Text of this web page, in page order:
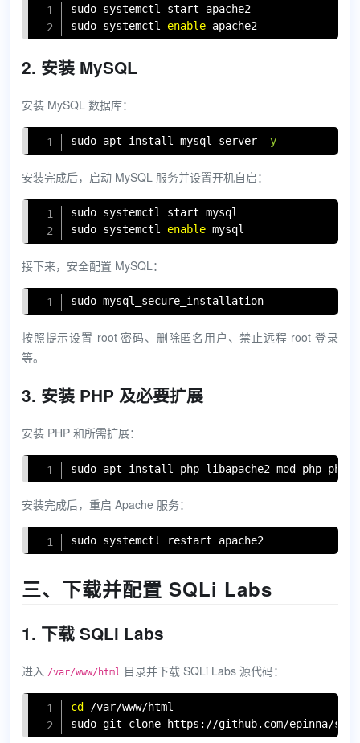
sudo
sudo systemctl enable apache2
2. 安装 MySQL
安装 MySQL 数据库：
sudo apt install mysql-server -y
安装完成后，启动 MySQL 服务并设置开机自启：
sudo
sudo systemctl enable mysql
接下来，安全配置 MySQL：
sudo mysql_secure_installation
按照提示设置 root 密码、删除匿名用户、禁止远程 root 登录
等。
3. 安装 PHP 及必要扩展
安装 PHP 和所需扩展：
sudo apt install php libapache2-mod-php
Copy
安装完成后，重启 Apache 服务：
sudo systemctl restart apache2
三、下载并配置 SQLi Labs
1. 下载 SQLi Labs
进入 /var/www/html 目录并下载 SQLi Labs 源代码：
cd
sudo git clone https://github.com/epinna/